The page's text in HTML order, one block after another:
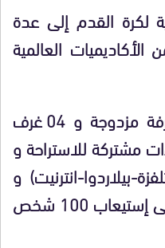
لكرة القدم إلى عدة
العالمية
قطب الايواء :يضم 30 غرفة مزدوجة و 04 غرف
مشتركة للاستراحة و
بيلاردوا-انترنيت) و
قاعة للأكل و مطبخا قادر على إستيعاب 100 شخص